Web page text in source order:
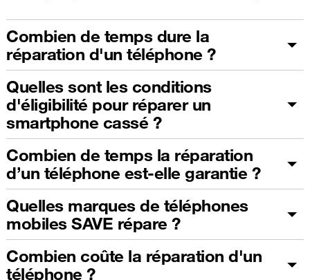
Combien de temps dure la
réparation d'un téléphone ?
Quelles sont les conditions
d'éligibilité pour réparer un
smartphone cassé ?
Combien de temps la réparation
d’un téléphone est-elle garantie ?
Quelles marques de téléphones
mobiles SAVE répare ?
Combien coûte la réparation d'un
téléphone ?